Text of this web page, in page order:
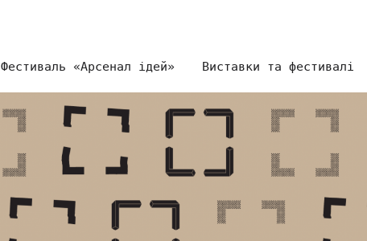
Фестиваль «Арсенал ідей» Виставки та фестивалі